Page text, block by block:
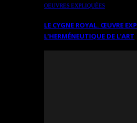
OEUVRES EXPLIQUÉES
LE CYGNE ROYAL. ŒUVRE
L’HERMÉNEUTIQUE DE L’ART